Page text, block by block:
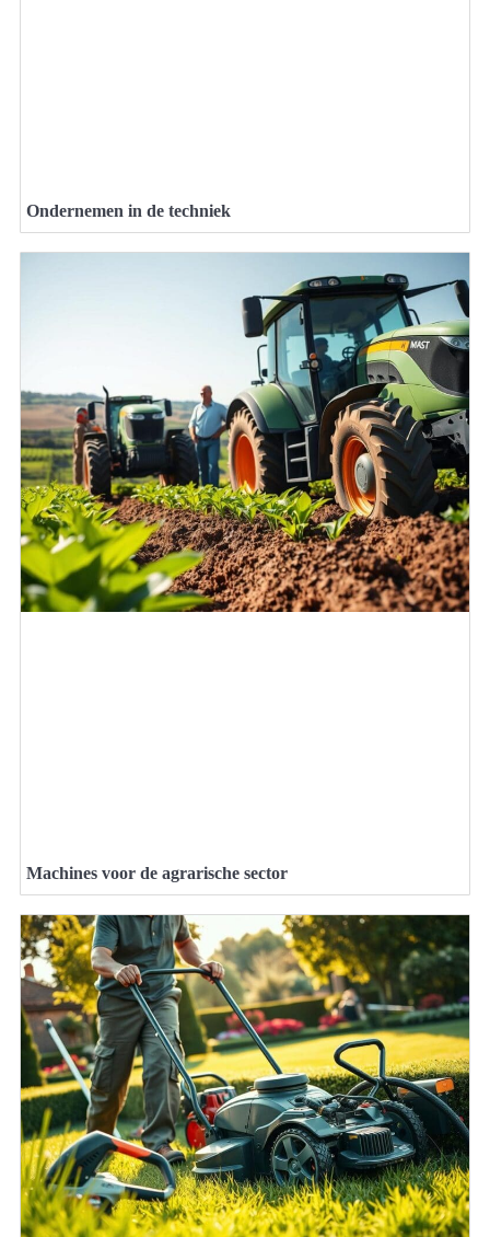
Ondernemen in de techniek
Machines voor de agrarische sector